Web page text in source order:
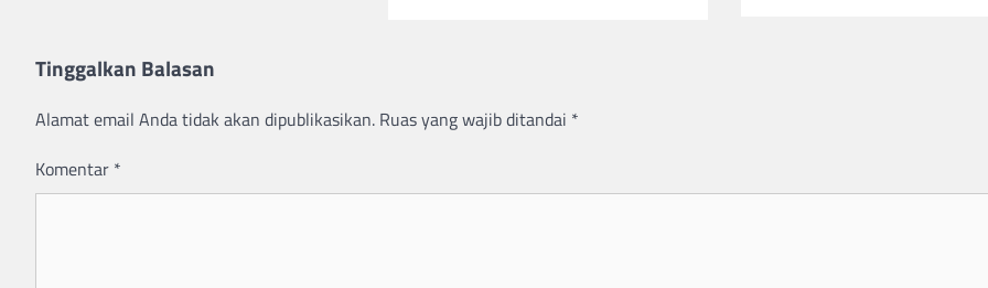
Tinggalkan Balasan
Alamat email Anda tidak akan dipublikasikan. Ruas yang wajib ditandai *
Komentar *